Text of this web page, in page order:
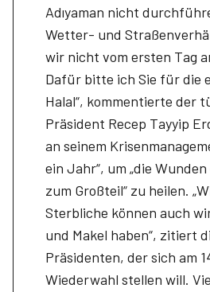
Adıyaman nicht
Wetter- und
wir nicht vom ersten Tag
Dafür bitte ich Sie für die
Halal“, kommentierte der
Präsident Recep Tayyip
an seinem
ein Jahr“, um „die
zum Großteil“ zu heilen.
Sterbliche können auch
und Makel haben“, zitiert
Präsidenten, der sich am
Wiederwahl stellen will.